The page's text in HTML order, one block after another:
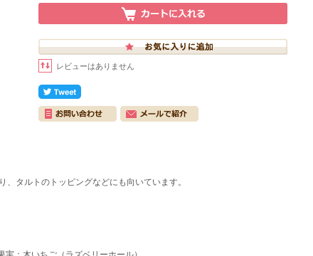
レビューはありません
タルトのトッピングなどにも向いています。